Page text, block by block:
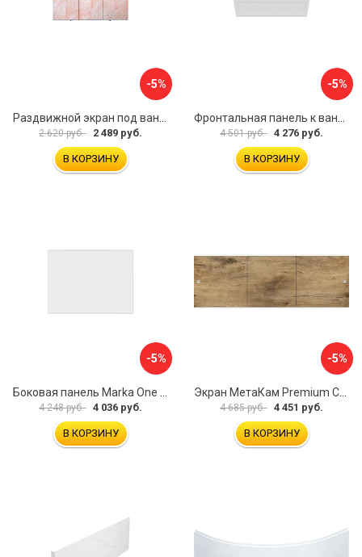
-5%
2 620 руб. 2 489 руб.
В КОРЗИНУ
-5%
4 501 руб. 4 276 руб.
В КОРЗИНУ
-5%
Боковая панель Marka One Flat 80 MG L 02бфл80мгл
4 248 руб. 4 036 руб.
В КОРЗИНУ
-5%
Экран МетаКам Premium Collection 4650208860133
4 685 руб. 4 451 руб.
В КОРЗИНУ